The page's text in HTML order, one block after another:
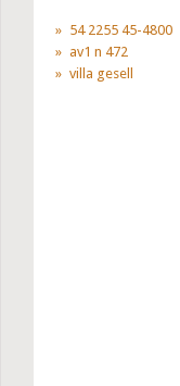
54 2255 45-4800
av1 n 472
villa gesell